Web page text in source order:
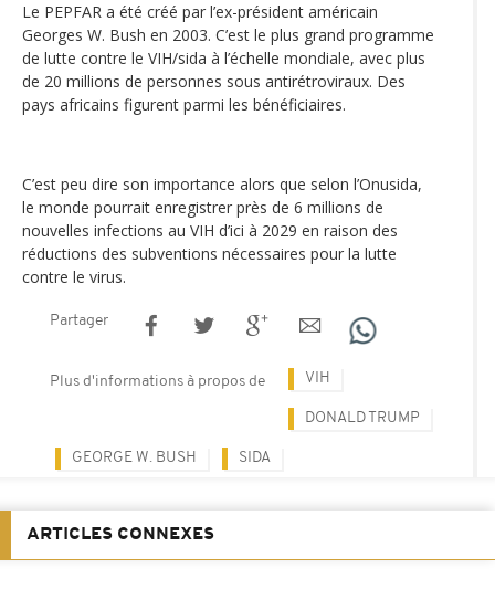
Le PEPFAR a été créé par l’ex-président américain
Georges W. Bush en 2003. C’est le plus grand programme
de lutte contre le VIH/sida à l’échelle mondiale, avec plus
de 20 millions de personnes sous antirétroviraux. Des
pays africains figurent parmi les bénéficiaires.
C’est peu dire son importance alors que selon l’Onusida,
le monde pourrait enregistrer près de 6 millions de
nouvelles infections au VIH d’ici à 2029 en raison des
réductions des subventions nécessaires pour la lutte
contre le virus.
Partager
Plus d'informations à propos de VIH
DONALD TRUMP
GEORGE W. BUSH SIDA
ARTICLES CONNEXES